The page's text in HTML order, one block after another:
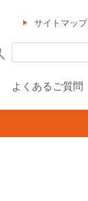
サイトマップ
よくあるご質問